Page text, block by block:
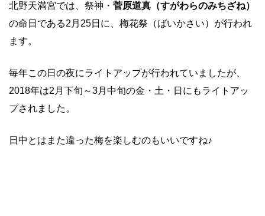
北野天満宮では、祭神・ 菅原道真（すがわらのみちざね）
の命日である2月25日に、梅花祭（ばいかさい）が行われ
ます。
毎年この日の夜にライトアップが行われていましたが、
2018年は2月下旬～3月中旬の金・土・日にもライトアッ
プされました。
日中とはまた違った梅を楽しむのもいいですね♪